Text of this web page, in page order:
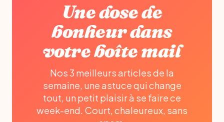
Une dose de
bonheur dans
votre boîte mail
Nos 3 meilleurs articles de la
semaine, une astuce qui change
tout, un petit plaisir à se faire ce
week-end. Court, chaleureux, sans